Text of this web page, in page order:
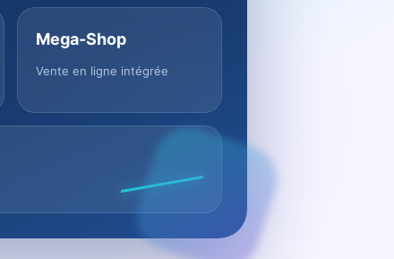
Mega-Shop
Vente en ligne intégrée